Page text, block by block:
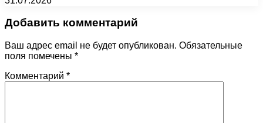
Добавить комментарий
Ваш адрес email не будет опубликован. Обязательные
поля помечены *
Комментарий *